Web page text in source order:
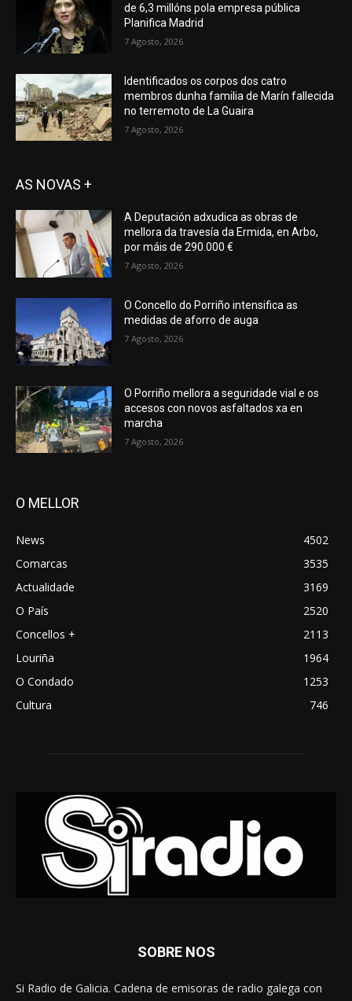
de 6,3 millóns pola empresa pública
Planifica Madrid
7 Agosto, 2026
Identificados os corpos dos catro
membros dunha familia de Marín fallecida
no terremoto de La Guaira
7 Agosto, 2026
AS NOVAS +
A Deputación adxudica as obras de
mellora da travesía da Ermida, en Arbo,
por máis de 290.000 €
7 Agosto, 2026
O Concello do Porriño intensifica as
medidas de aforro de auga
7 Agosto, 2026
O Porriño mellora a seguridade vial e os
accesos con novos asfaltados xa en
marcha
7 Agosto, 2026
O MELLOR
News
4502
Comarcas
3535
Actualidade
3169
O País
2520
Concellos +
2113
Louriña
1964
O Condado
1253
Cultura
746
SOBRE NOS
Si Radio de Galicia. Cadena de emisoras de radio galega con